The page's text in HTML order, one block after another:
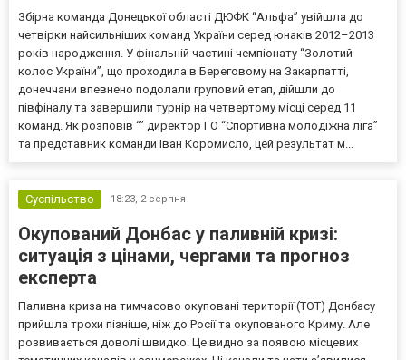
Збірна команда Донецької області ДЮФК “Альфа” увійшла до
четвірки найсильніших команд України серед юнаків 2012–2013
років народження. У фінальній частині чемпіонату “Золотий
колос України”, що проходила в Береговому на Закарпатті,
донеччани впевнено подолали груповий етап, дійшли до
півфіналу та завершили турнір на четвертому місці серед 11
команд. Як розповів “” директор ГО “Спортивна молодіжна ліга”
та представник команди Іван Коромисло, цей результат м...
Суспільство 18:23, 2 серпня
Окупований Донбас у паливній кризі:
ситуація з цінами, чергами та прогноз
експерта
Паливна криза на тимчасово окуповані території (ТОТ) Донбасу
прийшла трохи пізніше, ніж до Росії та окупованого Криму. Але
розвивається доволі швидко. Це видно за появою місцевих